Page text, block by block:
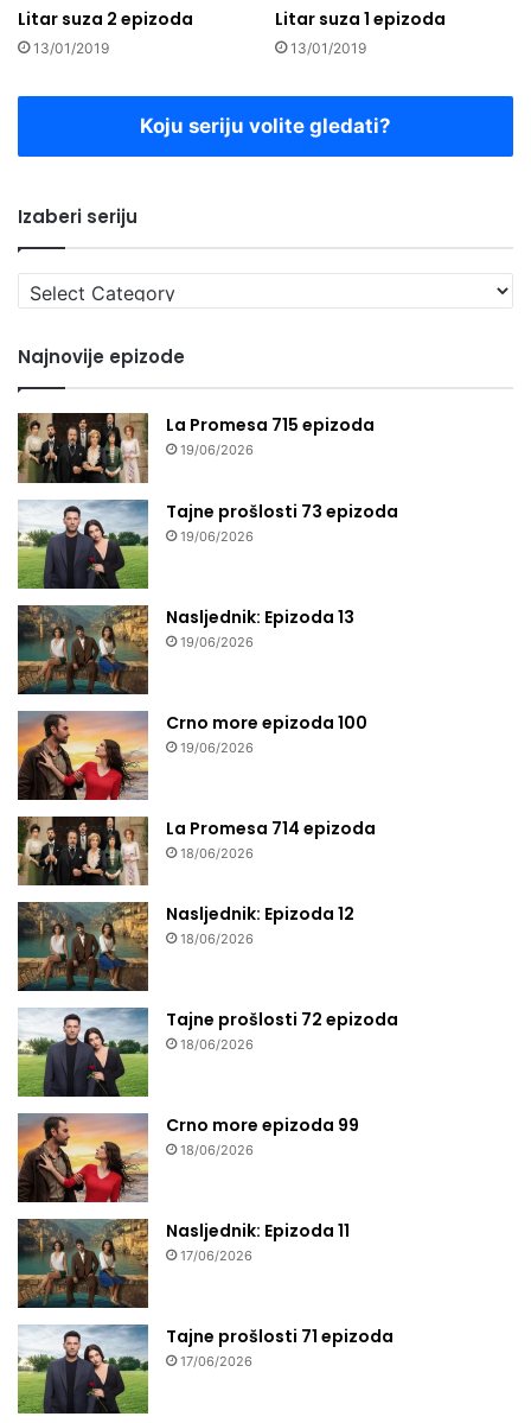
Litar suza 2 epizoda
13/01/2019
Litar suza 1 epizoda
13/01/2019
Koju seriju volite gledati?
Izaberi seriju
Izaberi
seriju
Najnovije epizode
La Promesa 715 epizoda
19/06/2026
Tajne prošlosti 73 epizoda
19/06/2026
Nasljednik: Epizoda 13
19/06/2026
Crno more epizoda 100
19/06/2026
La Promesa 714 epizoda
18/06/2026
Nasljednik: Epizoda 12
18/06/2026
Tajne prošlosti 72 epizoda
18/06/2026
Crno more epizoda 99
18/06/2026
Nasljednik: Epizoda 11
17/06/2026
Tajne prošlosti 71 epizoda
17/06/2026